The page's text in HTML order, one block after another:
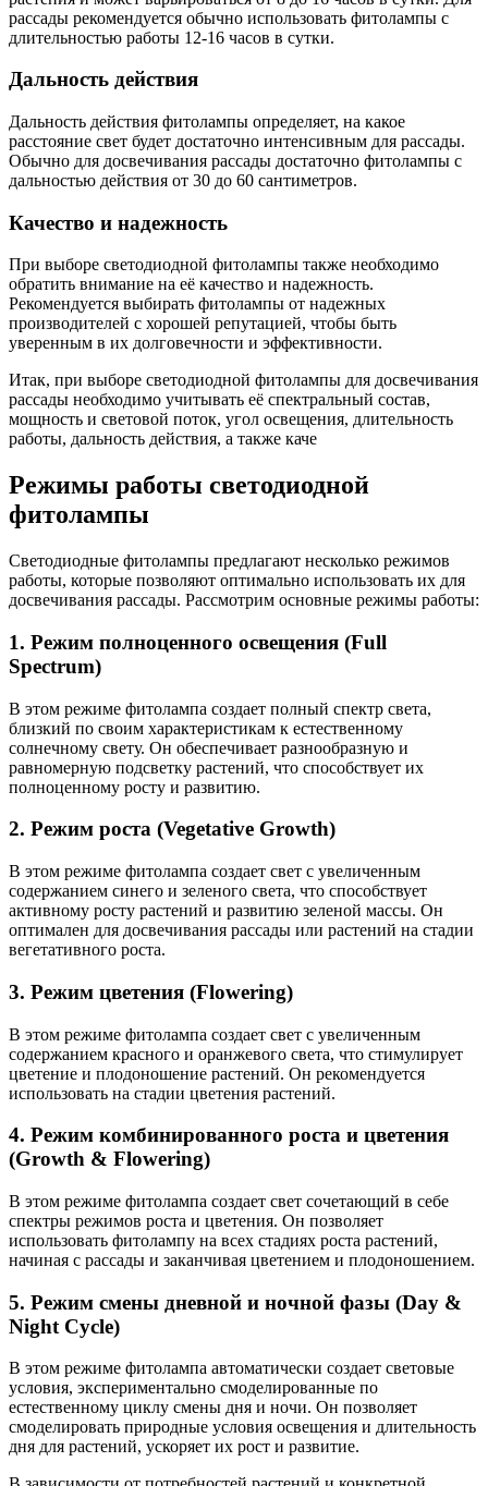
рассады рекомендуется обычно использовать фитолампы с
длительностью работы 12-16 часов в сутки.
Дальность действия
Дальность действия фитолампы определяет, на какое
расстояние свет будет достаточно интенсивным для рассады.
Обычно для досвечивания рассады достаточно фитолампы с
дальностью действия от 30 до 60 сантиметров.
Качество и надежность
При выборе светодиодной фитолампы также необходимо
обратить внимание на её качество и надежность.
Рекомендуется выбирать фитолампы от надежных
производителей с хорошей репутацией, чтобы быть
уверенным в их долговечности и эффективности.
Итак, при выборе светодиодной фитолампы для досвечивания
рассады необходимо учитывать её спектральный состав,
мощность и световой поток, угол освещения, длительность
работы, дальность действия, а также каче
Режимы работы светодиодной
фитолампы
Светодиодные фитолампы предлагают несколько режимов
работы, которые позволяют оптимально использовать их для
досвечивания рассады. Рассмотрим основные режимы работы:
1. Режим полноценного освещения (Full
Spectrum)
В этом режиме фитолампа создает полный спектр света,
близкий по своим характеристикам к естественному
солнечному свету. Он обеспечивает разнообразную и
равномерную подсветку растений, что способствует их
полноценному росту и развитию.
2. Режим роста (Vegetative Growth)
В этом режиме фитолампа создает свет с увеличенным
содержанием синего и зеленого света, что способствует
активному росту растений и развитию зеленой массы. Он
оптимален для досвечивания рассады или растений на стадии
вегетативного роста.
3. Режим цветения (Flowering)
В этом режиме фитолампа создает свет с увеличенным
содержанием красного и оранжевого света, что стимулирует
цветение и плодоношение растений. Он рекомендуется
использовать на стадии цветения растений.
4. Режим комбинированного роста и цветения
(Growth & Flowering)
В этом режиме фитолампа создает свет сочетающий в себе
спектры режимов роста и цветения. Он позволяет
использовать фитолампу на всех стадиях роста растений,
начиная с рассады и заканчивая цветением и плодоношением.
5. Режим смены дневной и ночной фазы (Day &
Night Cycle)
В этом режиме фитолампа автоматически создает световые
условия, экспериментально смоделированные по
естественному циклу смены дня и ночи. Он позволяет
смоделировать природные условия освещения и длительность
дня для растений, ускоряет их рост и развитие.